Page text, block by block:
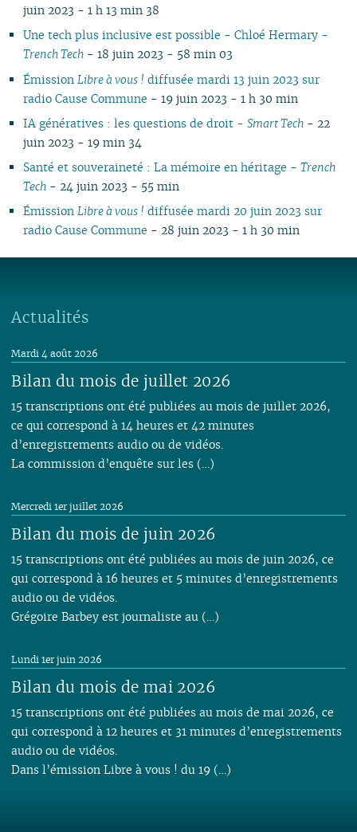
01
02
01
juin 2023 - 1 h 13 min 38
Une tech plus inclusive est possible - Chloé Hermary -
Trench Tech- 18 juin 2023 - 58 min 03
Émission Libre à vous ! diffusée mardi 13 juin 2023 sur
radio Cause Commune - 19 juin 2023 - 1 h 30 min
IA génératives : les questions de droit - Smart Tech- 22
juin 2023 - 19 min 34
Santé et souveraineté : La mémoire en héritage - Trench
Tech- 24 juin 2023 - 55 min
Émission Libre à vous ! diffusée mardi 20 juin 2023 sur
radio Cause Commune - 28 juin 2023 - 1 h 30 min
Actualités
Bilan du mois de juillet 2026
Mardi 4 août 2026
15 transcriptions ont été publiées au mois de juillet 2026,
ce qui correspond à 14 heures et 42 minutes
d’enregistrements audio ou de vidéos.
La commission d’enquête sur les (…)
Bilan du mois de juin 2026
Mercredi 1er juillet 2026
15 transcriptions ont été publiées au mois de juin 2026, ce
qui correspond à 16 heures et 5 minutes d’enregistrements
audio ou de vidéos.
Grégoire Barbey est journaliste au (…)
Bilan du mois de mai 2026
Lundi 1er juin 2026
15 transcriptions ont été publiées au mois de mai 2026, ce
qui correspond à 12 heures et 31 minutes d’enregistrements
audio ou de vidéos.
Dans l’émission Libre à vous ! du 19 (…)